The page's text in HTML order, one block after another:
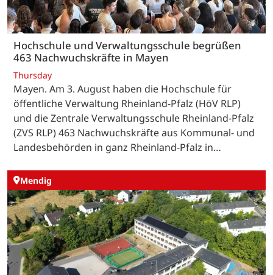
Hochschule und Verwaltungsschule begrüßen
463 Nachwuchskräfte in Mayen
Thursday
Mayen. Am 3. August haben die Hochschule für
öffentliche Verwaltung Rheinland-Pfalz (HöV RLP)
und die Zentrale Verwaltungsschule Rheinland-Pfalz
(ZVS RLP) 463 Nachwuchskräfte aus Kommunal- und
Landesbehörden in ganz Rheinland-Pfalz in…
Mendig